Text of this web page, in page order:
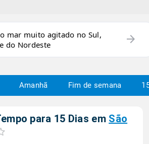
mar muito agitado no Sul,
do Nordeste
arrow_forward
Amanhã Fim de semana
para 15 Dias em São